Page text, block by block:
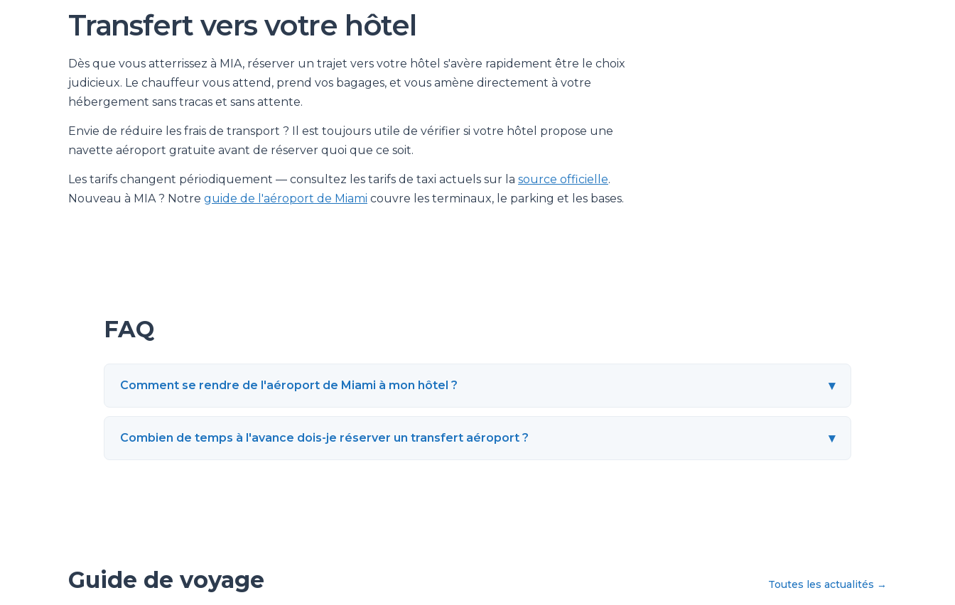
Transfert vers votre hôtel
Dès que vous atterrissez à MIA, réserver un trajet vers votre hôtel s'avère rapidement être le choix
judicieux. Le chauffeur vous attend, prend vos bagages, et vous amène directement à votre
hébergement sans tracas et sans attente.
Envie de réduire les frais de transport ? Il est toujours utile de vérifier si votre hôtel propose une
navette aéroport gratuite avant de réserver quoi que ce soit.
Les tarifs changent périodiquement — consultez les tarifs de taxi actuels sur la source officielle.
Nouveau à MIA ? Notre guide de l'aéroport de Miami couvre les terminaux, le parking et les bases.
FAQ
Comment se rendre de l'aéroport de Miami à mon hôtel ? ▾
Combien de temps à l'avance dois-je réserver un transfert aéroport ? ▾
Guide de voyage Toutes les actualités →